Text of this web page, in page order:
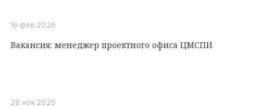
16 фев 2026
Вакансия: менеджер проектного офиса ЦМСПИ
28 ноя 2025